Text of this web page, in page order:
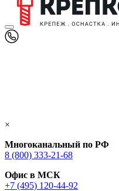
×
Многоканальный по РФ
8 (800) 333‑21-68
Офис в МСК
+7 (495) 120-44-92